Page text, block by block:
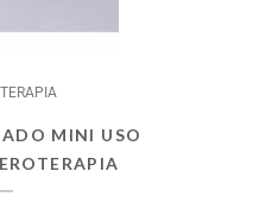
MINI USO